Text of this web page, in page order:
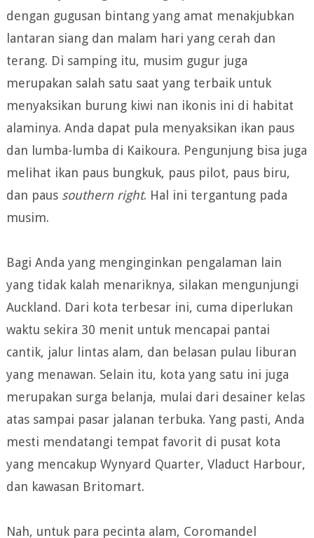
dengan gugusan bintang yang amat menakjubkan
lantaran siang dan malam hari yang cerah dan
terang. Di samping itu, musim gugur juga
merupakan salah satu saat yang terbaik untuk
menyaksikan burung kiwi nan ikonis ini di habitat
alaminya. Anda dapat pula menyaksikan ikan paus
dan lumba-lumba di Kaikoura. Pengunjung bisa juga
melihat ikan paus bungkuk, paus pilot, paus biru,
dan paus southern right. Hal ini tergantung pada
musim.
Bagi Anda yang menginginkan pengalaman lain
yang tidak kalah menariknya, silakan mengunjungi
Auckland. Dari kota terbesar ini, cuma diperlukan
waktu sekira 30 menit untuk mencapai pantai
cantik, jalur lintas alam, dan belasan pulau liburan
yang menawan. Selain itu, kota yang satu ini juga
merupakan surga belanja, mulai dari desainer kelas
atas sampai pasar jalanan terbuka. Yang pasti, Anda
mesti mendatangi tempat favorit di pusat kota
yang mencakup Wynyard Quarter, Vladuct Harbour,
dan kawasan Britomart.
Nah, untuk para pecinta alam, Coromandel